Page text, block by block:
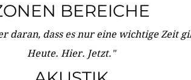
BEREICHE
daran, dass es nur eine wichtige Zeit
Heute. Hier. Jetzt."